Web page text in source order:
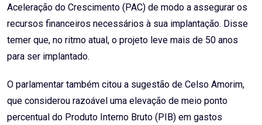
Aceleração do Crescimento (PAC) de modo a assegurar os
recursos financeiros necessários à sua implantação. Disse
temer que, no ritmo atual, o projeto leve mais de 50 anos
para ser implantado.
O parlamentar também citou a sugestão de Celso Amorim,
que considerou razoável uma elevação de meio ponto
percentual do Produto Interno Bruto (PIB) em gastos